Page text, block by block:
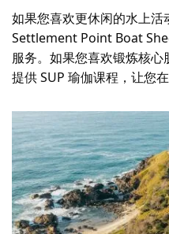
如果您喜欢更休闲的水上
Settlement Point Boat
服务。如果您喜欢锻炼核
提供 SUP 瑜伽课程，让您在